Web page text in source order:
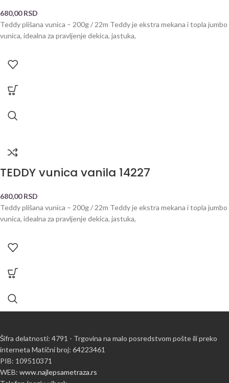
680,00RSD
Teddy plišana vunica – 200g / 22m Teddy je ekstra mekana i topla jumbo
vunica, idealna za pravljenje dekica, jastuka,
TEDDY vunica vanila 14227
680,00RSD
Teddy plišana vunica – 200g / 22m Teddy je ekstra mekana i topla jumbo
vunica, idealna za pravljenje dekica, jastuka,
Šifra delatnosti: 4791 - Trgovina na malo posredstvom pošte ili preko
interneta Matični broj: 64223461
PIB: 109510371
WEB: www.najlepsametraza.rs